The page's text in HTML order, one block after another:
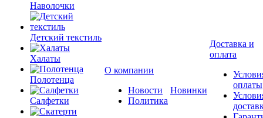
Наволочки
Детский текстиль
Халаты
Полотенца
Салфетки
О компании
Новости
Политика
Новинки
Доставка и
оплата
оплаты